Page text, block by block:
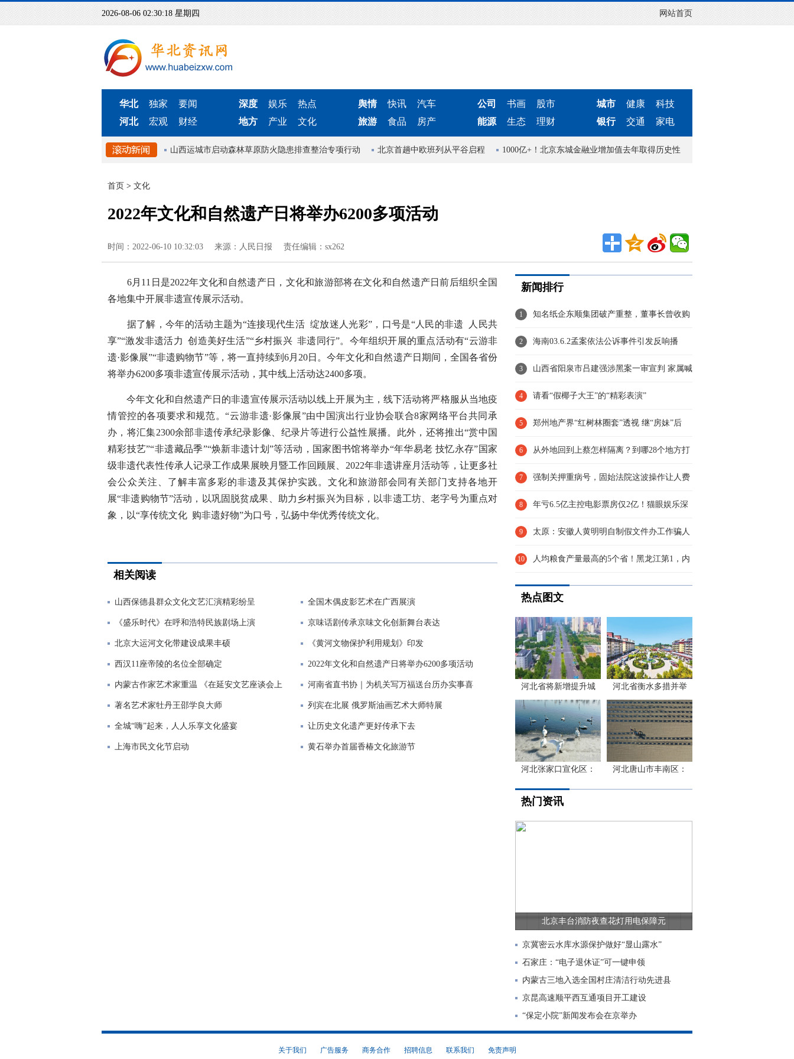
2026-08-06 02:30:18 星期四 网站首页
华北 独家
要闻
河北
宏观 财经
深度 娱乐
热点
地方
产业 文化
舆情 快讯
汽车
旅游
食品 房产
公司 书画
股市
能源
生态 理财
城市 健康
科技
银行
交通 家电
包头市“12345热线”建立快速响应机制 山西运城市启动森林草原防火隐患排查整治专项行动 北京首趟中欧班列从平谷启程 1000亿+！北京东城金融业增加值去年取得历史性突破
首页 > 文化
2022年文化和自然遗产日将举办6200多项活动
时间：2022-06-10 10:32:03 来源：人民日报 责任编辑：sx262
6月11日是2022年文化和自然遗产日，文化和旅游部将在文化和自然遗产日前后组织全国
各地集中开展非遗宣传展示活动。
据了解，今年的活动主题为“连接现代生活 绽放迷人光彩”，口号是“人民的非遗 人民共
享”“激发非遗活力 创造美好生活”“乡村振兴 非遗同行”。今年组织开展的重点活动有“云游非
遗·影像展”“非遗购物节”等，将一直持续到6月20日。今年文化和自然遗产日期间，全国各省份
将举办6200多项非遗宣传展示活动，其中线上活动达2400多项。
今年文化和自然遗产日的非遗宣传展示活动以线上开展为主，线下活动将严格服从当地疫
情管控的各项要求和规范。“云游非遗·影像展”由中国演出行业协会联合8家网络平台共同承
办，将汇集2300余部非遗传承纪录影像、纪录片等进行公益性展播。此外，还将推出“赏中国
精彩技艺”“非遗藏品季”“焕新非遗计划”等活动，国家图书馆将举办“年华易老 技忆永存”国家
级非遗代表性传承人记录工作成果展映月暨工作回顾展、2022年非遗讲座月活动等，让更多社
会公众关注、了解丰富多彩的非遗及其保护实践。文化和旅游部会同有关部门支持各地开
展“非遗购物节”活动，以巩固脱贫成果、助力乡村振兴为目标，以非遗工坊、老字号为重点对
象，以“享传统文化 购非遗好物”为口号，弘扬中华优秀传统文化。
相关阅读
山西保德县群众文化文艺汇演精彩纷呈 全国木偶皮影艺术在广西展演
《盛乐时代》在呼和浩特民族剧场上演 京味话剧传承京味文化创新舞台表达
北京大运河文化带建设成果丰硕 《黄河文物保护利用规划》印发
西汉11座帝陵的名位全部确定 2022年文化和自然遗产日将举办6200多项活动
内蒙古作家艺术家重温 《在延安文艺座谈会上 河南省直书协｜为机关写万福送台历办实事喜
著名艺术家牡丹王邵学良大师 列宾在北展 俄罗斯油画艺术大师特展
全城“嗨”起来，人人乐享文化盛宴 让历史文化遗产更好传承下去
上海市民文化节启动 黄石举办首届香椿文化旅游节
新闻排行
1 知名纸企东顺集团破产重整，董事长曾收购
港
2 海南03.6.2孟案依法公诉事件引发反响播
3 山西省阳泉市吕建强涉黑案一审宣判 家属喊
冤
4 请看“假椰子大王”的“精彩表演”
5 郑州地产界“红树林圈套”透视 继“房妹”后
6 从外地回到上蔡怎样隔离？到哪28个地方打
疫
7 强制关押重病号，固始法院这波操作让人费
解
8 年亏6.5亿主控电影票房仅2亿！猫眼娱乐深
耕
9 太原：安徽人黄明明自制假文件办工作骗人
累
10 人均粮食产量最高的5个省！黑龙江第1，内
蒙
热点图文
河北省将新增提升城 河北省衡水多措并举
河北张家口宣化区： 河北唐山市丰南区：
热门资讯
北京丰台消防夜查花灯用电保障元
京冀密云水库水源保护做好“显山露水”
石家庄：“电子退休证”可一键申领
内蒙古三地入选全国村庄清洁行动先进县
京昆高速顺平西互通项目开工建设
“保定小院”新闻发布会在京举办
关于我们 广告服务 商务合作 招聘信息 联系我们 免责声明